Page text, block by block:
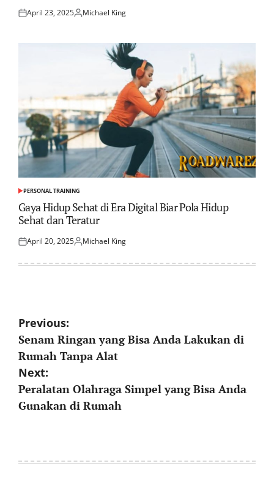
Posted
April 23, 2025Posted
Michael King
POSTED
IN
PERSONAL TRAINING
Gaya Hidup Sehat di Era Digital Biar Pola Hidup
Sehat dan Teratur
Posted
April 20, 2025Posted
Michael King
Post
navigation
Previous:
Senam Ringan yang Bisa Anda Lakukan di
Rumah Tanpa Alat
Next:
Peralatan Olahraga Simpel yang Bisa Anda
Gunakan di Rumah